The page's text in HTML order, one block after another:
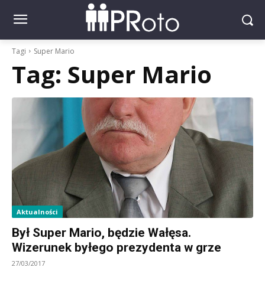
Tagi Super Mario
Tag: Super Mario
Aktualności
Był Super Mario, będzie Wałęsa.
Wizerunek byłego prezydenta w grze
27/03/2017